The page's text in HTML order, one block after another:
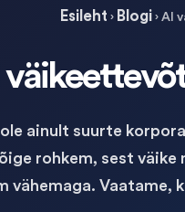
Esileht › Blogi › AI
ainult suurte
rohkem, sest
vähemaga. Vaatame,